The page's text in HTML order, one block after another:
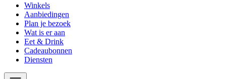
Winkels
Aanbiedingen
Plan je bezoek
Wat is er aan
Eet & Drink
Cadeaubonnen
Diensten